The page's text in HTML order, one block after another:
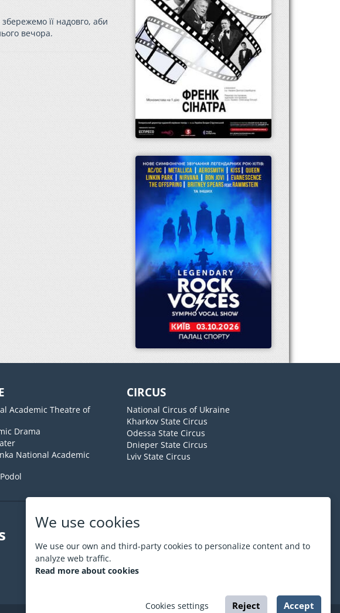
We use cookies
We use our own and third-party cookies to personalize content and to
analyze web traffic.
Read more about cookies
Cookies settings Reject Accept
її надовго, аби
вечора.
Academic Theatre of
Drama
National Academic
CIRCUS
National Circus of Ukraine
Kharkov State Circus
Odessa State Circus
Dnieper State Circus
Lviv State Circus
About ESPORT